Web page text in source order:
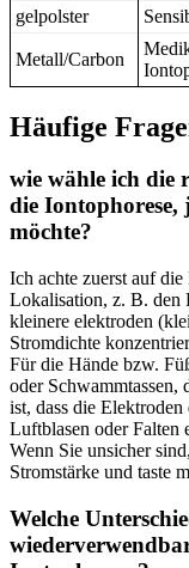
gelpolster
Metall/Carbon
Häufige
wie wähle ⁢ich die
die Iontophorese,
möchte?
Ich achte zuerst auf
Lokalisation, z. B. den
kleinere elektroden
Stromdichte⁤
Für die Hände bzw.
oder
ist, dass die
Luftblasen oder Falten
Wenn‌ Sie unsicher
⁣Stromstärke und ‌taste​
Welche​